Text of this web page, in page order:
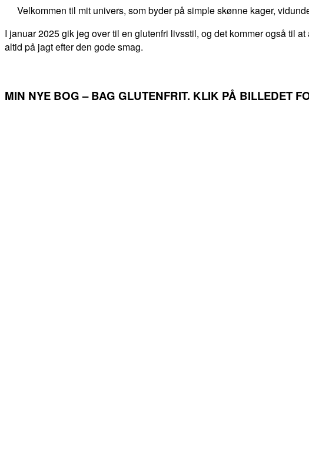
Velkommen til mit univers, som byder på simple skønne kager,
I januar 2025 gik jeg over til en glutenfri livsstil, og det kommer også til
altid på jagt efter den gode smag.
MIN NYE BOG – BAG GLUTENFRIT. KLIK PÅ BILLEDET